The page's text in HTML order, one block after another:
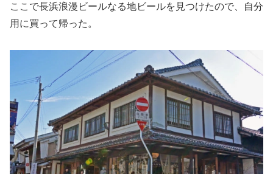
ここで長浜浪漫ビールなる地ビールを見つけたので、自分
用に買って帰った。